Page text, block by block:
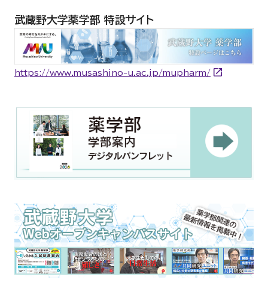
武蔵野大学薬学部 特設サイト
https://www.musashino-u.ac.jp/mupharm/